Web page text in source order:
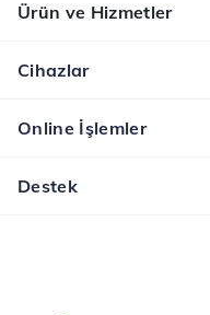
dünyanın tadını
İncele
Ürün ve Hizmetler
Cihazlar
Online İşlemler
Destek